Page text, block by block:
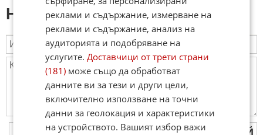
Напиши коментар:
ПУБЛИКУВАЙ
реклами и съдържание, измерване на
реклами и съдържание, анализ на
аудиторията и подобряване на
услугите.Доставчици от трети страни
(181) може също да обработват
данните ви за тези и други цели,
включително използване на точни
данни за геолокация и характеристики
на устройството. Вашият избор важи